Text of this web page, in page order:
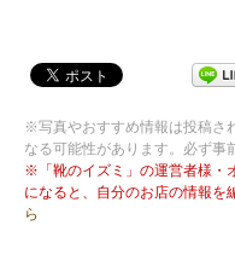
※写真やおすすめ情報は投稿さ
なる可能性があります。必ず事
※「靴のイズミ」の運営者様・
になると、自分のお店の情報を
ら